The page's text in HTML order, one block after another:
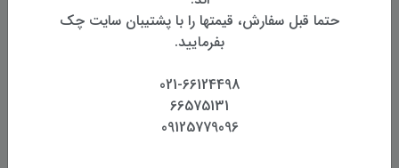
با صفحه نمایش بزرگ 4 خطی همراه نور پس زمینه
حتما قبل سفارش، قیمتها را با پشتیبان سایت چک
بفرمایید.
021-66124498
66575131
09125779096